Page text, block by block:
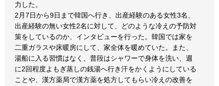
力した。
2月7日から9日まで韓国へ行き、出産経験のある女性3名、
出産経験の無い女性2名に対して、どのような冷えの予防対
策をしているのか、インタビューを行った。韓国では家を
二重ガラスや床暖房にして、家全体を暖めていた。また、
湯船に入る習慣はなく、普段はシャワーで身体を洗い、週
に2回程度よもぎ蒸しの銭湯へ行き汗をかくようにしている
ことや、漢方薬局で漢方薬を処方してもらい冷えの改善を